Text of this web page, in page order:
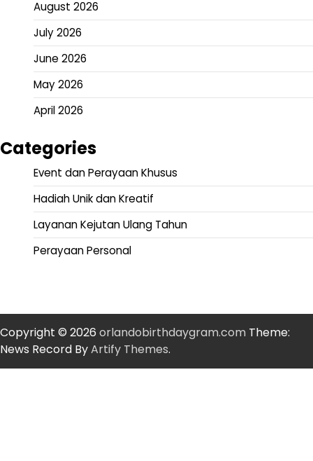
August 2026
July 2026
June 2026
May 2026
April 2026
Categories
Event dan Perayaan Khusus
Hadiah Unik dan Kreatif
Layanan Kejutan Ulang Tahun
Perayaan Personal
Copyright © 2026 orlandobirthdaygram.com Theme:
News Record ByArtify Themes.